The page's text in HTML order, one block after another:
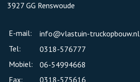
3927 GG Renswoude
E-mail:
info@vlastuin-truckopbouw.nl
Tel:
0318-576777
Mobiel:
06-54994668
Fax:
0318-575616